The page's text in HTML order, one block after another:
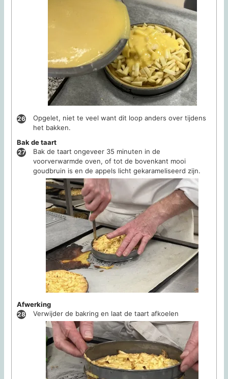
Opgelet, niet te veel want dit loop anders over tijdens
het bakken.
Bak de taart
Bak de taart ongeveer 35 minuten in de
voorverwarmde oven, of tot de bovenkant mooi
goudbruin is en de appels licht gekarameliseerd zijn.
Afwerking
Verwijder de bakring en laat de taart afkoelen